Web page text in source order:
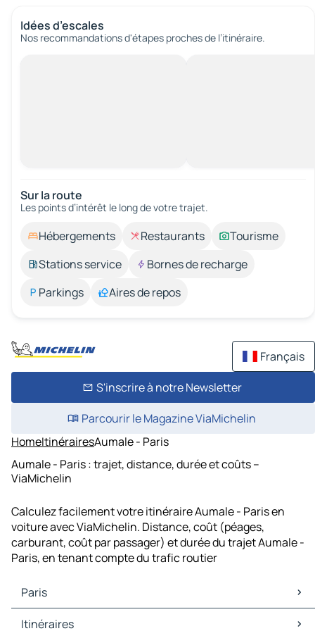
Idées d’escales
Nos recommandations d'étapes proches de l’itinéraire.
Sur la route
Les points d’intérêt le long de votre trajet.
Hébergements Restaurants
Tourisme
Stations service
Bornes de recharge
Parkings
Aires de repos
Français
S'inscrire à notre Newsletter
Parcourir le Magazine ViaMichelin
HomeItinérairesAumale - Paris
Aumale - Paris : trajet, distance, durée et coûts –
ViaMichelin
Calculez facilement votre itinéraire Aumale - Paris en
voiture avec ViaMichelin. Distance, coût (péages,
carburant, coût par passager) et durée du trajet Aumale -
Paris, en tenant compte du trafic routier
Paris
Paris Cartes et plans
Itinéraires